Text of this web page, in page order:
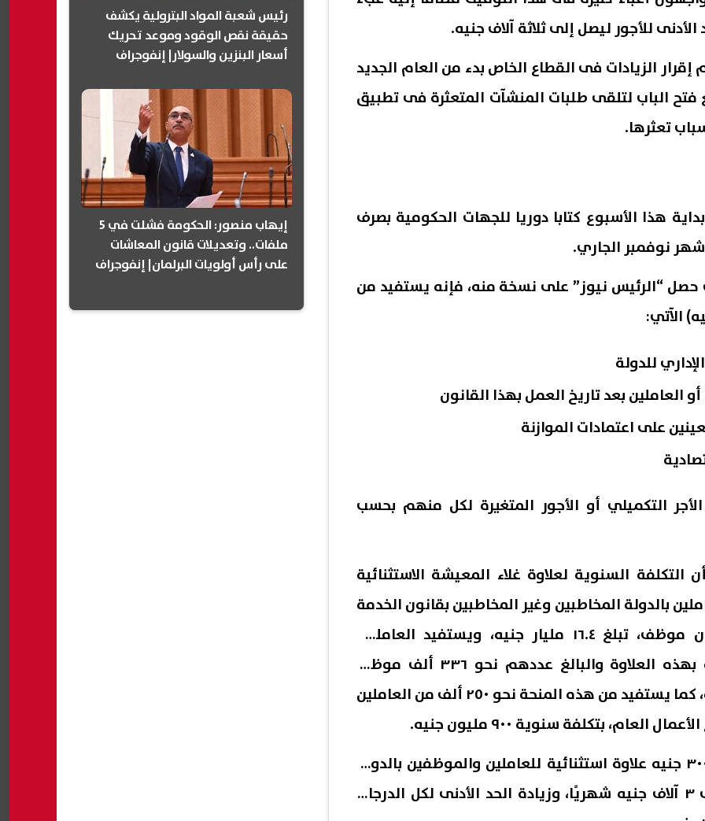
للأجور ليصل إلى ثلاثة آلاف جنيه.
الزيادات فى القطاع الخاص بدء من العام الجديد
فتح الباب لتلقى طلبات المنشآت المتعثرة فى تطبيق
تعثرها.
هذا الأسبوع كتابا دوريا للجهات الحكومية بصرف
شهر نوفمبر الجاري.
حصل “الرئيس نيوز” على نسخة منه، فإنه يستفيد من
للدولة
بعد تاريخ العمل بهذا القانون
على اعتمادات الموازنة
التكميلي أو الأجور المتغيرة لكل منهم بحسب
التكلفة السنوية لعلاوة غلاء المعيشة الاستثنائية
بالدولة المخاطبين وغير المخاطبين بقانون الخدمة
المدنية وعددهم ٤.٦ مليون موظف، تبلغ ١٦.٤ مليار جنيه، ويستفيد العاملون
بالهيئات العامة الاقتصادية بهذه العلاوة والبالغ عددهم نحو ٣٣٦ ألف موظف
بتكلفة سنوية ١.٢ مليار جنيه، كما يستفيد من هذه المنحة نحو ٢٥٠ ألف من العاملين
بتكلفة سنوية ٩٠٠ مليون جنيه.
وأشار الوزير إلى أن إقرار ٣٠٠ جنيه علاوة استثنائية للعاملين والموظفين بالدولة
يرفع الحد الأدنى للأجور إلى ٣ آلاف جنيه شهريًا، وزيادة الحد الأدنى لكل الدرجات
رئيس شعبة المواد البترولية يكشف
حقيقة نقص الوقود وموعد تحريك
أسعار البنزين والسولار| إنفوجراف
إيهاب منصور: الحكومة فشلت في 5
ملفات.. وتعديلات قانون المعاشات
على رأس أولويات البرلمان| إنفوجراف